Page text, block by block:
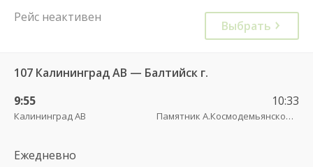
Рейс неактивен
Выбрать
107 Калининград АВ — Балтийск г.
9:55
Калининград АВ
10:33
Памятник А.Космодемьянскому(Балтийское шоссе) трасса
Ежедневно